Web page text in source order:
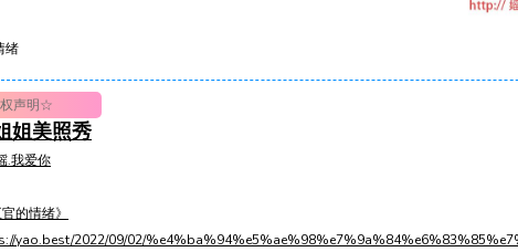
绪
声明☆
姐美照秀
.我爱你
官的情绪》
yao.best/2022/09/02/